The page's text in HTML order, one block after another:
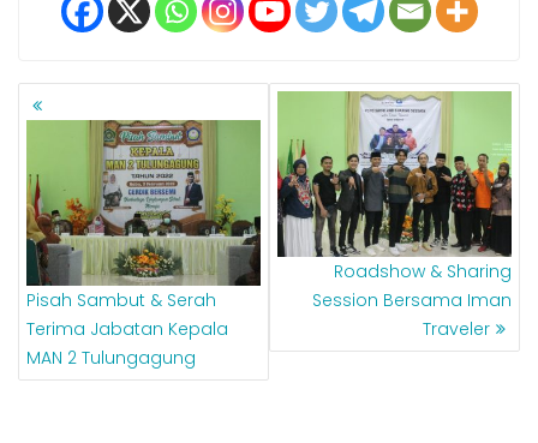
NAVIGASI
POS
Pisah Sambut & Serah
Terima Jabatan Kepala
MAN 2 Tulungagung
Roadshow & Sharing
Session Bersama Iman
Traveler